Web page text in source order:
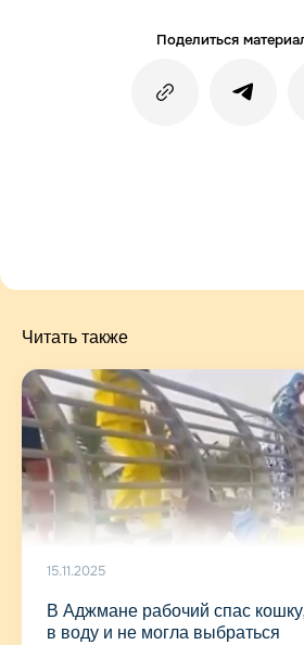
Поделиться
Читать также
15.11.2025
В Аджмане рабочий спас
в воду и не могла выбраться